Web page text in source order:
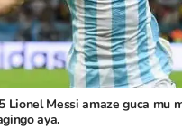
Lionel Messi amaze guca mu
aya.